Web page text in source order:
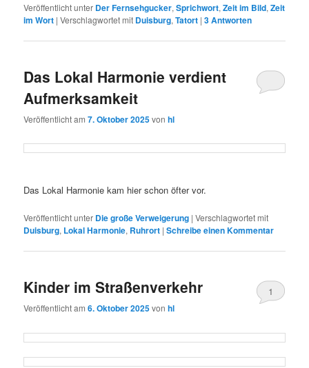
Veröffentlicht unter Der Fernsehgucker,Sprichwort,Zeit im Bild,Zeit
im Wort |Verschlagwortet mit Duisburg,Tatort |3Antworten
Das Lokal Harmonie verdient
Aufmerksamkeit
Veröffentlicht am7. Oktober 2025vonhl
Das Lokal Harmonie kam hier schon öfter vor.
Veröffentlicht unter Die große Verweigerung |Verschlagwortet mit
Duisburg, Lokal Harmonie, Ruhrort |Schreibe einen Kommentar
Kinder im Straßenverkehr
Veröffentlicht am6. Oktober 2025vonhl
1